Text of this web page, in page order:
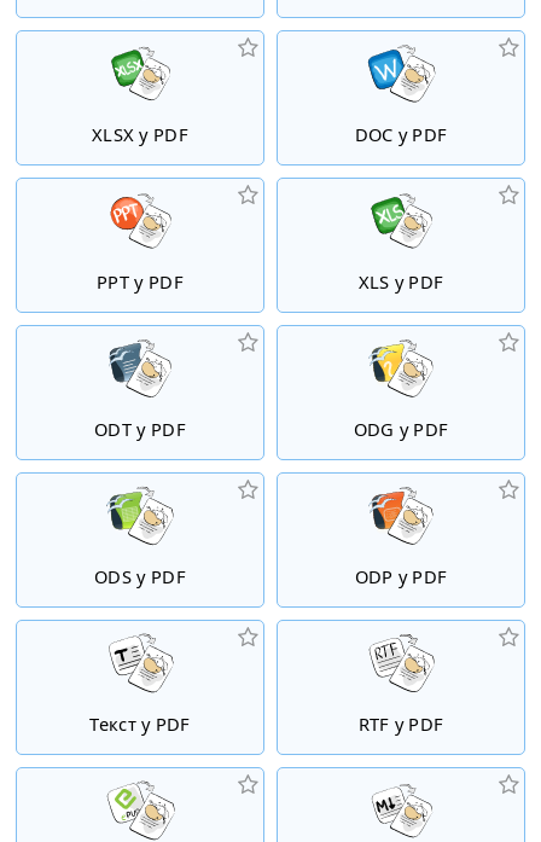
XLSX у PDF DOC у PDF
PPT у PDF XLS у PDF
ODT у PDF ODG у PDF
ODS у PDF ODP у PDF
Текст у PDF RTF у PDF